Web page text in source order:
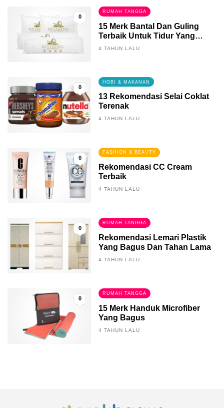
0
RUMAH TANGGA
15 Merk Bantal Dan Guling
Terbaik Untuk Tidur Yang
Berkualitas
4 TAHUN LALU
0
HOBI & MAKANAN
13 Rekomendasi Selai Coklat
Terenak
4 TAHUN LALU
0
FASHION & BEAUTY
Rekomendasi CC Cream
Terbaik
4 TAHUN LALU
0
RUMAH TANGGA
Rekomendasi Lemari Plastik
Yang Bagus Dan Tahan Lama
4 TAHUN LALU
0
RUMAH TANGGA
15 Merk Handuk Microfiber
Yang Bagus
4 TAHUN LALU